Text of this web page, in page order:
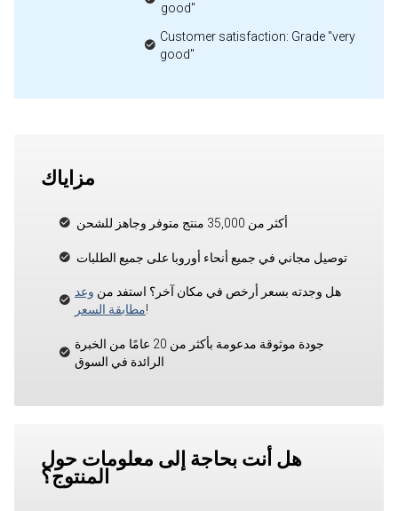
good"
Customer satisfaction: Grade "very
good"
مزاياك
أكثر من 35,000 منتج متوفر وجاهز للشحن
توصيل مجاني في جميع أنحاء أوروبا على جميع الطلبات
هل وجدته بسعر أرخص في مكان آخر؟ استفد من وعد
مطابقة السعر!
جودة موثوقة مدعومة بأكثر من 20 عامًا من الخبرة
الرائدة في السوق
هل أنت بحاجة إلى معلومات حول
المنتوج؟